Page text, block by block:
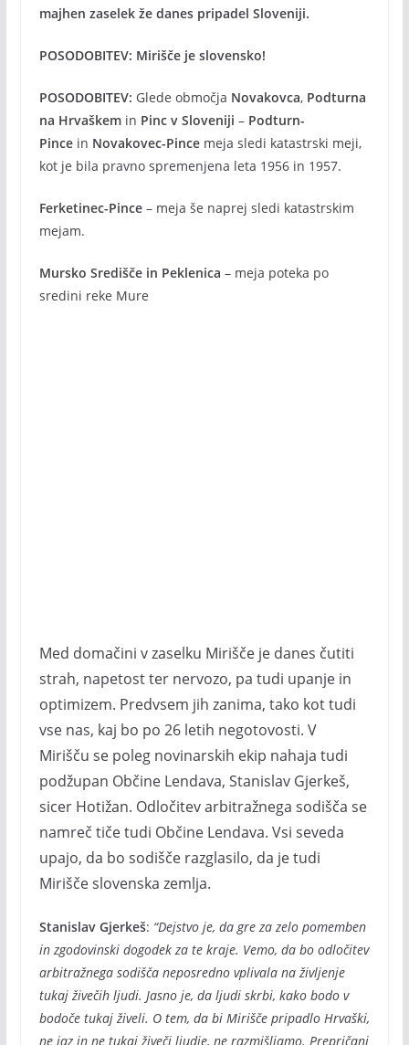
majhen zaselek že danes pripadel Sloveniji.
POSODOBITEV: Mirišče je slovensko!
POSODOBITEV: Glede območja Novakovca, Podturna
na Hrvaškem in Pinc v Sloveniji – Podturn-
Pincein Novakovec-Pincemeja sledi katastrski meji,
kot je bila pravno spremenjena leta 1956 in 1957.
Ferketinec-Pince– meja še naprej sledi katastrskim
mejam.
Mursko Središče in Peklenica – meja poteka po
sredini reke Mure
Med domačini v zaselku Mirišče je danes čutiti
strah, napetost ter nervozo, pa tudi upanje in
optimizem. Predvsem jih zanima, tako kot tudi
vse nas, kaj bo po 26 letih negotovosti. V
Mirišču se poleg novinarskih ekip nahaja tudi
podžupan Občine Lendava, Stanislav Gjerkeš,
sicer Hotižan. Odločitev arbitražnega sodišča se
namreč tiče tudi Občine Lendava. Vsi seveda
upajo, da bo sodišče razglasilo, da je tudi
Mirišče slovenska zemlja.
Stanislav Gjerkeš: “Dejstvo je, da gre za zelo pomemben
in zgodovinski dogodek za te kraje. Vemo, da bo odločitev
arbitražnega sodišča neposredno vplivala na življenje
tukaj živečih ljudi. Jasno je, da ljudi skrbi, kako bodo v
bodoče tukaj živeli. O tem, da bi Mirišče pripadlo Hrvaški,
ne jaz in ne tukaj živeči ljudje, ne razmišljamo. Prepričani